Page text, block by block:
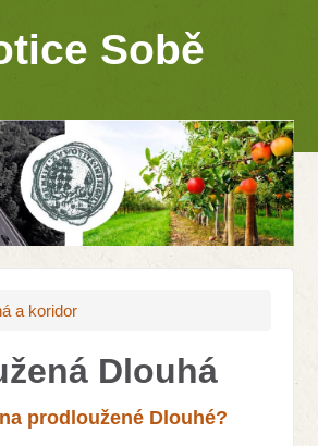
Sobě
a koridor
Dlouhá
prodloužené Dlouhé?